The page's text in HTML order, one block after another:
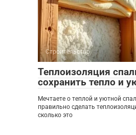
Строительство
Теплоизоляция
сохранить тепло и
Мечтаете о теплой и уютной
правильно сделать
сколько это